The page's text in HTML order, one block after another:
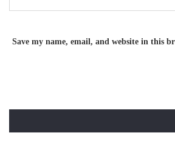
Save my name, email, and website in this